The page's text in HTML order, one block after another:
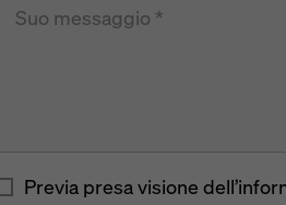
Previa presa visione